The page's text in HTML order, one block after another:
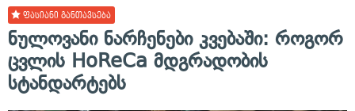
ფასიანი განთავსება
ნულოვანი ნარჩენები კვებაში: როგორ
ცვლის HoReCa მდგრადობის
სტანდარტებს